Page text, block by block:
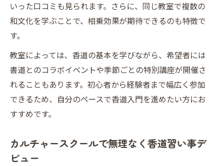
いった口コミも見られます。さらに、同じ教室で複数の
和文化を学ぶことで、相乗効果が期待できるのも特徴で
す。
教室によっては、香道の基本を学びながら、希望者には
書道とのコラボイベントや季節ごとの特別講座が開催さ
れることもあります。初心者から経験者まで幅広く参加
できるため、自分のペースで香道入門を進めたい方にお
すすめです。
カルチャースクールで無理なく香道習い事デ
ビュー